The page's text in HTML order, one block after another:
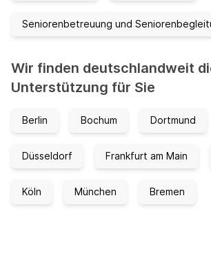
Seniorenbetreuung und
Wir finden deutschlandweit
Unterstützung für Sie
Berlin Bochum Dortmund
Düsseldorf Frankfurt am Main
Köln München Bremen